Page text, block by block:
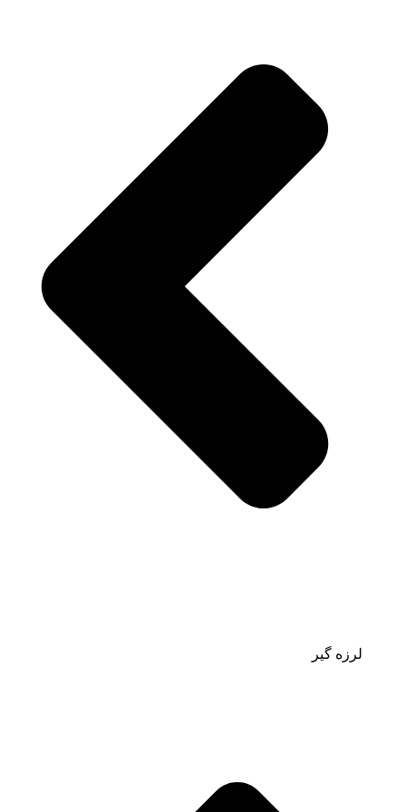
لرزه گیر